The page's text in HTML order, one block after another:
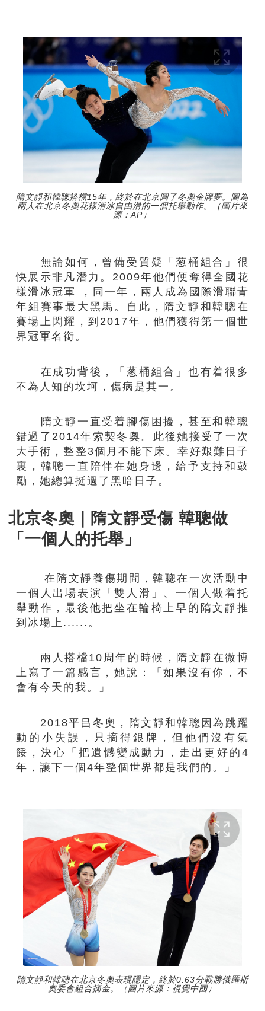
隋文靜和韓聰搭檔15年，終於在北京圓了冬奧金牌夢。圖為
兩人在北京冬奧花樣滑冰自由滑的一個托舉動作。（圖片來
源：AP）
無論如何，曾備受質疑「葱桶組合」很
快展示非凡潛力。2009年他們便奪得全國花
樣滑冰冠軍 ，同一年，兩人成為國際滑聯青
年組賽事最大黑馬。自此，隋文靜和韓聰在
賽場上閃耀，到2017年，他們獲得第一個世
界冠軍名銜。
在成功背後，「葱桶組合」也有着很多
不為人知的坎坷，傷病是其一。
隋文靜一直受着腳傷困擾，甚至和韓聰
錯過了2014年索契冬奧。此後她接受了一次
大手術，整整3個月不能下床。幸好艱難日子
裏，韓聰一直陪伴在她身邊，給予支持和鼓
勵，她總算挺過了黑暗日子。
北京冬奧｜隋文靜受傷 韓聰做
「一個人的托舉」
在隋文靜養傷期間，韓聰在一次活動中
一個人出場表演「雙人滑」、一個人做着托
舉動作，最後他把坐在輪椅上早的隋文靜推
到冰場上......。
兩人搭檔10周年的時候，隋文靜在微博
上寫了一篇感言，她說：「如果沒有你，不
會有今天的我。」
2018平昌冬奧，隋文靜和韓聰因為跳躍
動的小失誤，只摘得銀牌，但他們沒有氣
餒，決心「把遺憾變成動力，走出更好的4
年，讓下一個4年整個世界都是我們的。」
隋文靜和韓聰在北京冬奧表現隱定，終於0.63分戰勝俄羅斯
奧委會組合摘金。（圖片來源：視覺中國）